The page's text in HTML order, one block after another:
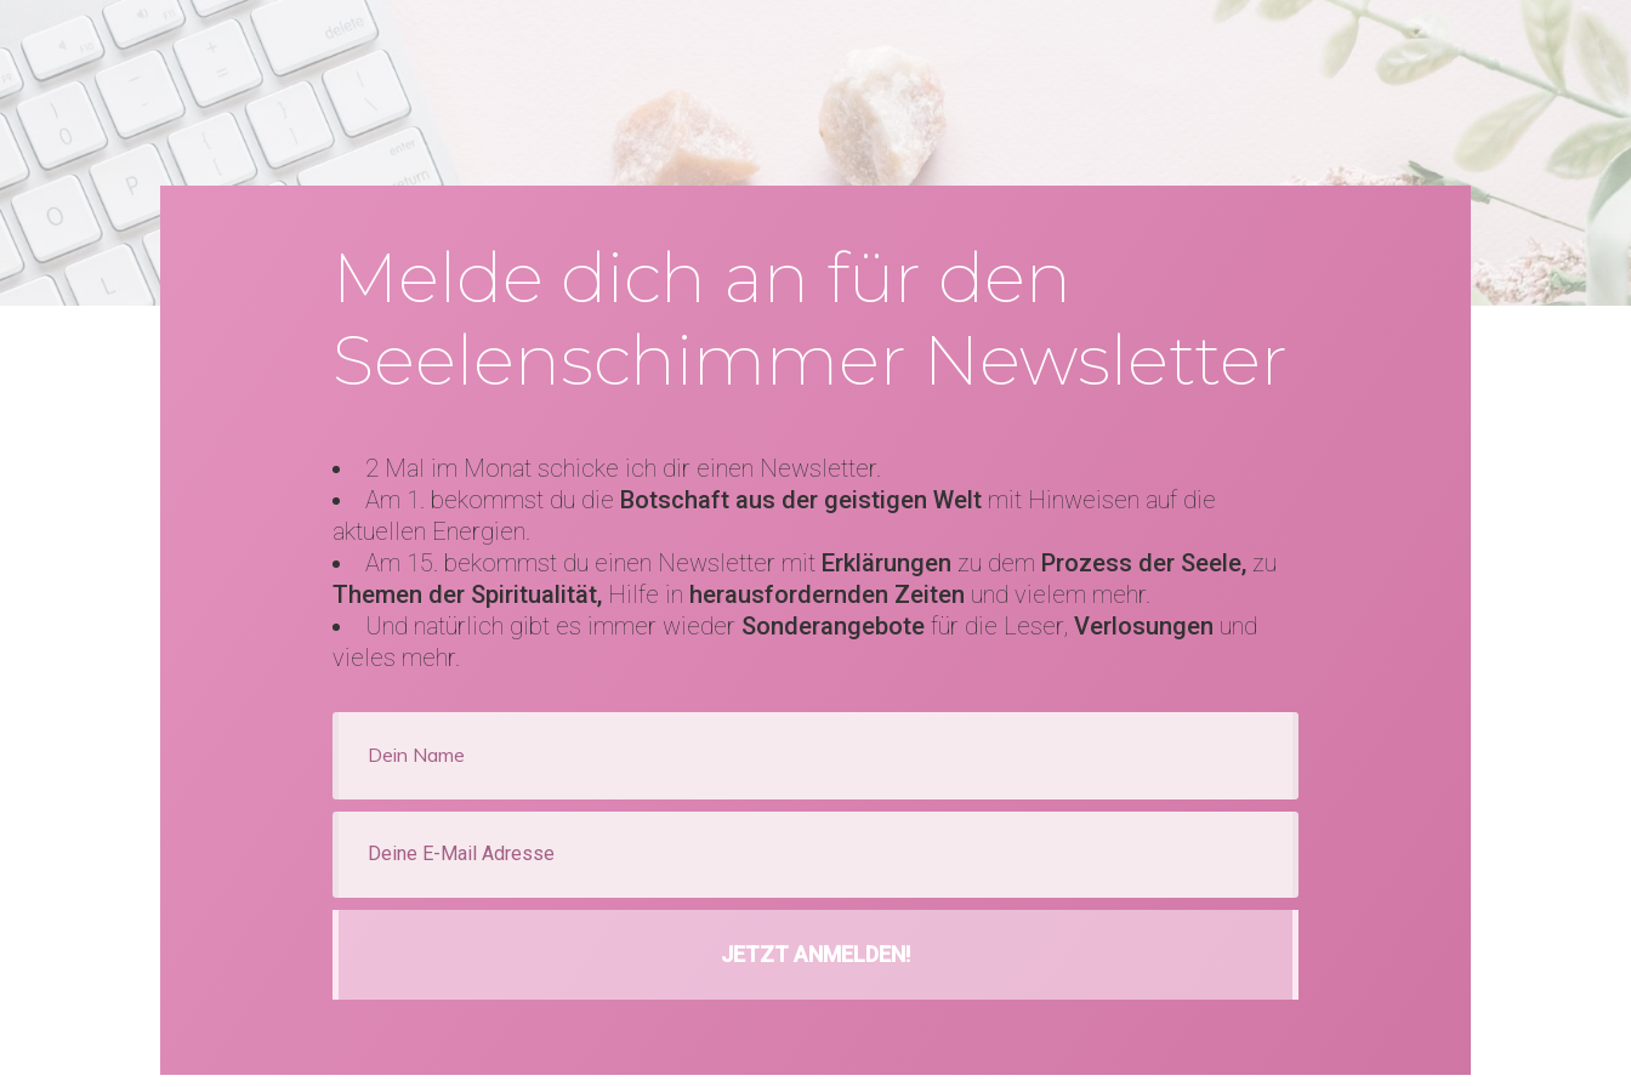
Melde dich an für den
Seelenschimmer Newsletter
2 Mal im Monat schicke ich dir einen Newsletter.
Am 1. bekommst du die Botschaft aus der geistigen Welt mit Hinweisen auf die
aktuellen Energien.
Am 15. bekommst du einen Newsletter mit Erklärungen zu dem Prozess der Seele, zu
Themen der Spiritualität, Hilfe in herausfordernden Zeiten und vielem mehr.
Und natürlich gibt es immer wieder Sonderangebote für die Leser, Verlosungen und
vieles mehr.
JETZT ANMELDEN!